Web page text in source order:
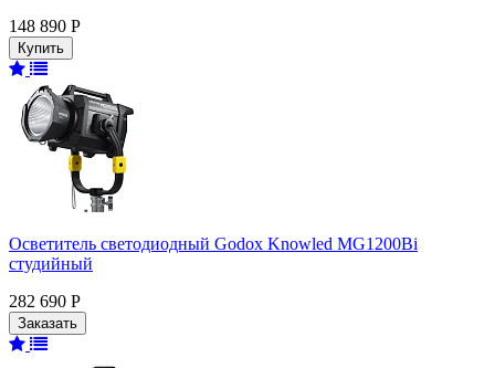
148 890 Р
Осветитель светодиодный Godox Knowled MG1200Bi
студийный
282 690 Р